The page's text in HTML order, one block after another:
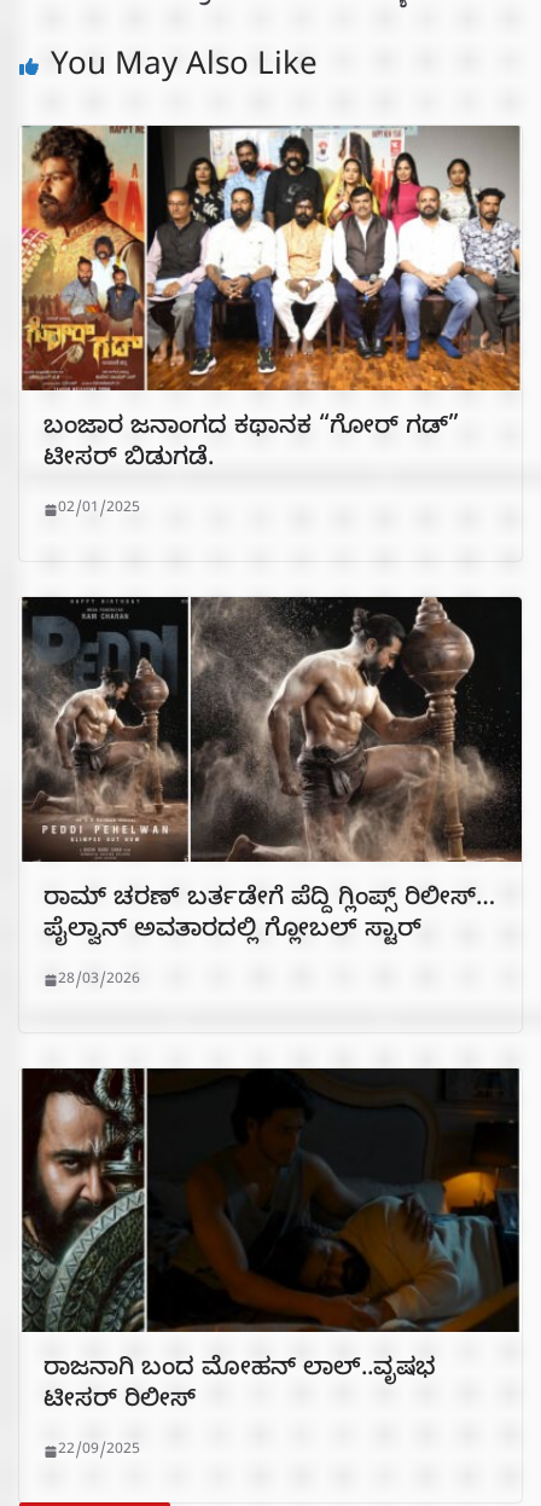
You May Also Like
ಬಂಜಾರ ಜನಾಂಗದ ಕಥಾನಕ “ಗೋರ್ ಗಡ್”
ಟೀಸರ್ ಬಿಡುಗಡೆ.
02/01/2025
ರಾಮ್ ಚರಣ್ ಬರ್ತಡೇಗೆ ಪೆದ್ದಿ ಗ್ಲಿಂಪ್ಸ್ ರಿಲೀಸ್…
ಪೈಲ್ವಾನ್ ಅವತಾರದಲ್ಲಿ ಗ್ಲೋಬಲ್ ಸ್ಟಾರ್
28/03/2026
ರಾಜನಾಗಿ ಬಂದ‌‌ ಮೋಹನ್ ಲಾಲ್..ವೃಷಭ
ಟೀಸರ್ ರಿಲೀಸ್
22/09/2025